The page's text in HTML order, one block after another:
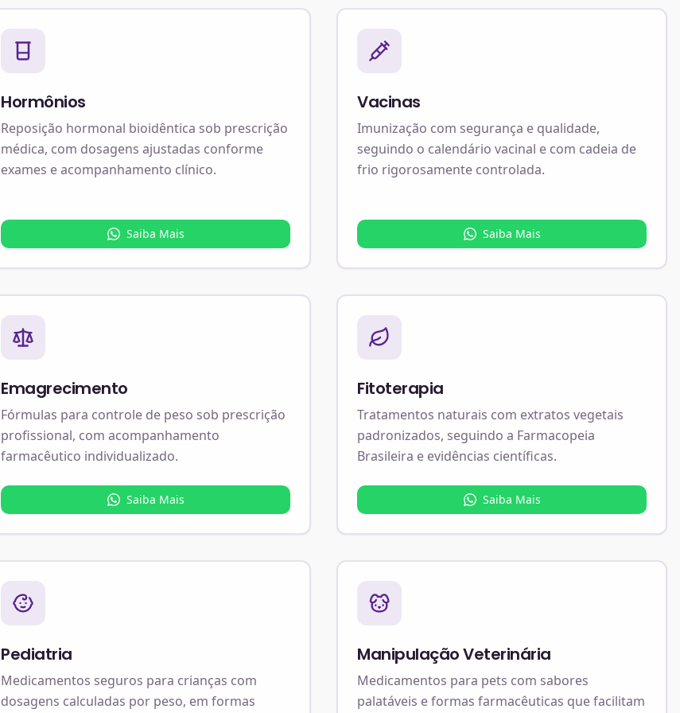
Hormônios
Reposição hormonal bioidêntica sob prescrição
médica, com dosagens ajustadas conforme
exames e acompanhamento clínico.
Saiba Mais
Vacinas
Imunização com segurança e qualidade,
seguindo o calendário vacinal e com cadeia de
frio rigorosamente controlada.
Saiba Mais
Emagrecimento
Fórmulas para controle de peso sob prescrição
profissional, com acompanhamento
farmacêutico individualizado.
Saiba Mais
Fitoterapia
Tratamentos naturais com extratos vegetais
padronizados, seguindo a Farmacopeia
Brasileira e evidências científicas.
Saiba Mais
Pediatria
Medicamentos seguros para crianças com
dosagens calculadas por peso, em formas
Manipulação Veterinária
Medicamentos para pets com sabores
palatáveis e formas farmacêuticas que facilitam